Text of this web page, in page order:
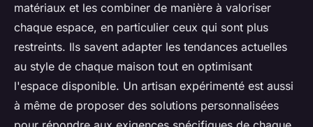
matériaux et les combiner de manière à valoriser
chaque espace, en particulier ceux qui sont plus
restreints. Ils savent adapter les tendances actuelles
au style de chaque maison tout en optimisant
l'espace disponible. Un artisan expérimenté est aussi
à même de proposer des solutions personnalisées